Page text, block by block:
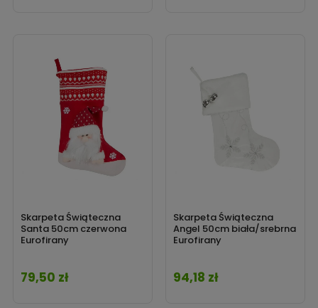
Skarpeta Świąteczna
Santa 50cm czerwona
Eurofirany
Cena
79,50 zł
Skarpeta Świąteczna
Angel 50cm biała/srebrna
Eurofirany
Cena
94,18 zł